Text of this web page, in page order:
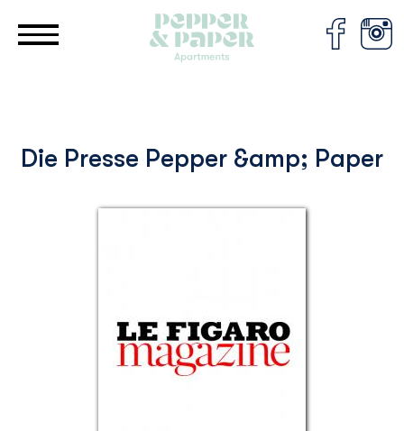
Die Presse Pepper &amp; Paper
LE FIGARO MAGAZINE